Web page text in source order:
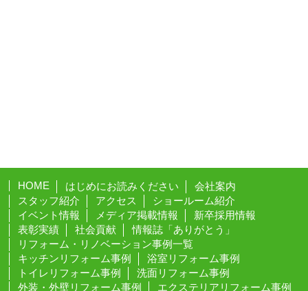
HOME はじめにお読みください
会社案内
スタッフ紹介
アクセス
ショールーム紹介
イベント情報
メディア掲載情報
新卒採用情報
表彰実績
社会貢献
情報誌「ありがとう」
リフォーム・リノベーション事例一覧
キッチンリフォーム事例
浴室リフォーム事例
トイレリフォーム事例
洗面リフォーム事例
外装・外壁リフォーム事例
エクステリアリフォーム事例